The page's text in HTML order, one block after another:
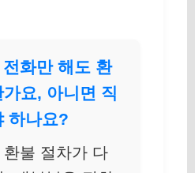
화만 해도 환
요, 아니면 직
하나요?
불 절차가 다